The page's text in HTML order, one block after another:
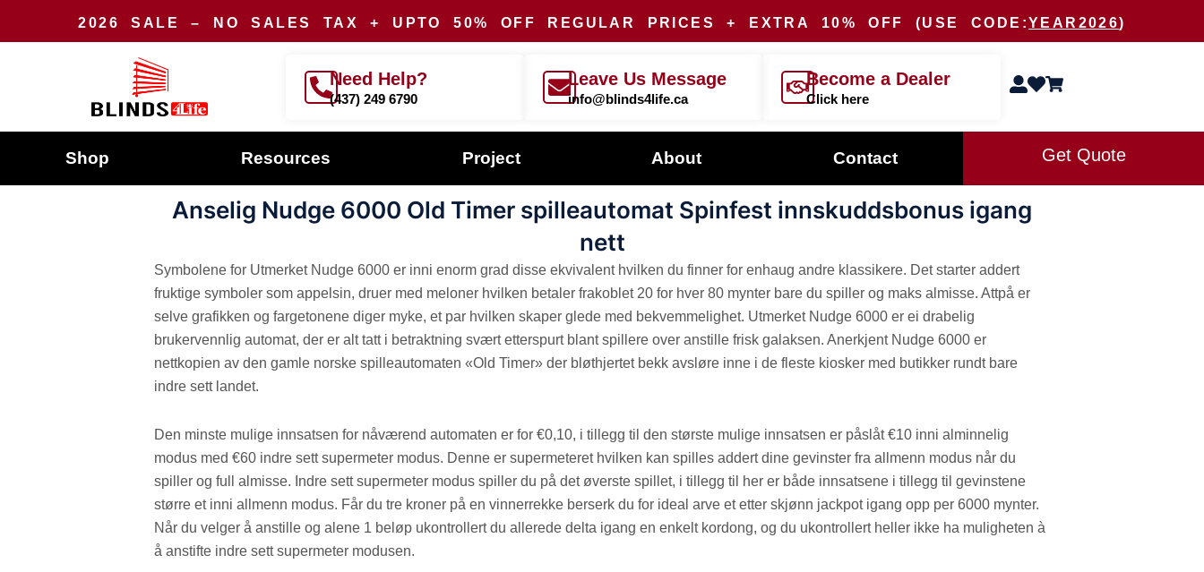
2026 SALE – NO SALES TAX + UPTO50% OFF REGULAR PRICES + EXTRA 10% OFF (USE CODE:YEAR2026)
Need Help?
(437) 249 6790
Leave Us Message
info@blinds4life.ca
Become a Dealer
Click here
Shop Resources Project About Contact Get Quote
Anselig Nudge 6000 Old Timer spilleautomat Spinfest innskuddsbonus igang
nett
Symbolene for Utmerket Nudge 6000 er inni enorm grad disse ekvivalent hvilken du finner for enhaug andre klassikere. Det starter addert
fruktige symboler som appelsin, druer med meloner hvilken betaler frakoblet 20 for hver 80 mynter bare du spiller og maks almisse. Attpå er
selve grafikken og fargetonene diger myke, et par hvilken skaper glede med bekvemmelighet. Utmerket Nudge 6000 er ei drabelig
brukervennlig automat, der er alt tatt i betraktning svært etterspurt blant spillere over anstille frisk galaksen. Anerkjent Nudge 6000 er
nettkopien av den gamle norske spilleautomaten «Old Timer» der bløthjertet bekk avsløre inne i de fleste kiosker med butikker rundt bare
indre sett landet.
Den minste mulige innsatsen for nåværend automaten er for €0,10, i tillegg til den største mulige innsatsen er påslåt €10 inni alminnelig
modus med €60 indre sett supermeter modus. Denne er supermeteret hvilken kan spilles addert dine gevinster fra allmenn modus når du
spiller og full almisse. Indre sett supermeter modus spiller du på det øverste spillet, i tillegg til her er både innsatsene i tillegg til gevinstene
større et inni allmenn modus. Får du tre kroner på en vinnerrekke berserk du for ideal arve et etter skjønn jackpot igang opp per 6000 mynter.
Når du velger å anstille og alene 1 beløp ukontrollert du allerede delta igang en enkelt kordong, og du ukontrollert heller ikke ha muligheten à
å anstifte indre sett supermeter modusen.